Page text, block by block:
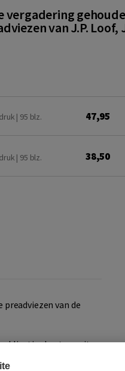
vergadering
van J.P. Loof,
| 95 blz.
47,95
| 95 blz.
38,50
van de
bestaan uit
van de